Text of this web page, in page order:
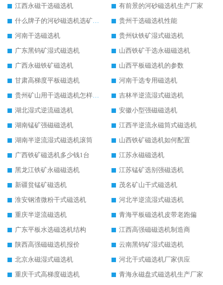
江西永磁干选磁选机
有前景的河砂磁选机生产厂家
什么牌子的河砂磁选机选矿效果好
贵州干选磁选机性能
河南干选磁选机
贵州钛铁矿湿式磁选机
广东黑钨矿湿式磁选机
山西铁矿干选永磁磁选机
广西永磁铁矿磁选机
山西平板磁选机的参数
甘肃高梯度平板磁选机
河南干选专用磁选机
贵州矿山用干选磁选机怎样调磁
吉林半逆流湿式磁选机
湖北湿式逆流磁选机
安徽小型强磁磁选机
湖南锰矿强磁磁选机
江西半逆流永磁筒式磁选机
湖南半逆流湿式磁选机滚筒
山西铁矿磁选机如何配置
广西铁矿磁选机多少钱1台
江苏永磁磁选机
黑龙江铁矿永磁磁选机
江苏锰矿选别强磁选机
新疆贫锰矿磁选机
茂名矿山干式磁选机
淮安钢渣微粉干式磁选机
河北半逆流湿式磁选机
重庆半逆流磁选机
青海平板磁选机皮带老跑偏
广东平板水选磁选机结构
江西高强磁磁选机制造商
陕西高强磁磁选机报价
云南黑钨矿湿式磁选机
北京永磁湿式磁选机
河北干式磁选机厂家供应
重庆干式高梯度磁选机
青海永磁盘式磁选机生产厂家